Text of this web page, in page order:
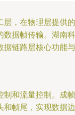
层，在物理层提供的
数据帧传输。湖南科
据链路层核心功能与
制和流量控制。成帧
和帧尾，实现数据边